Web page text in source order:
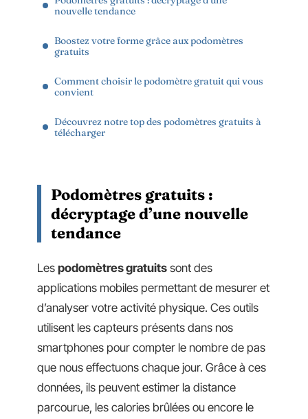
nouvelle tendance
Boostez votre forme grâce aux podomètres
gratuits
Comment choisir le podomètre gratuit qui vous
convient
Découvrez notre top des podomètres gratuits à
télécharger
Podomètres gratuits :
décryptage d’une nouvelle
tendance
Les podomètres gratuits sont des
applications mobiles permettant de mesurer et
d’analyser votre activité physique. Ces outils
utilisent les capteurs présents dans nos
smartphones pour compter le nombre de pas
que nous effectuons chaque jour. Grâce à ces
données, ils peuvent estimer la distance
parcourue, les calories brûlées ou encore le